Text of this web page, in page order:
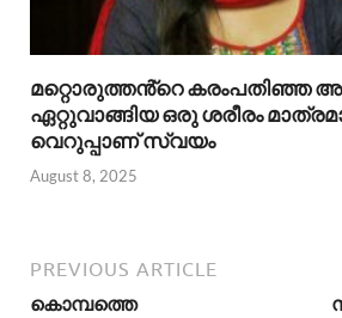
മറ്റൊരുത്തൻ്റെ കരംപതിഞ്ഞ
ഏറ്റുവാങ്ങിയ ഒരു ശരീരം
വെറുപ്പാണ് സ്വയം
August 8, 2025
PREVIOUS ARTICLE
കൊമ്പത്തെ